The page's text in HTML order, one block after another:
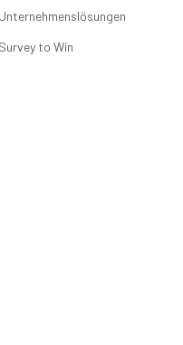
Unternehmenslösungen
Survey to Win